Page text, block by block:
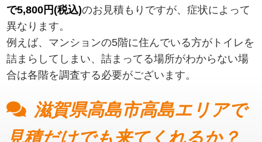
で5,800円(税込)のお見積もりですが、症状によって
異なります。
例えば、マンションの5階に住んでいる方がトイレを
詰まらしてしまい、詰まってる場所がわからない場
合は各階を調査する必要がございます。
滋賀県高島市高島エリアで
見積だけでも来てくれるか？